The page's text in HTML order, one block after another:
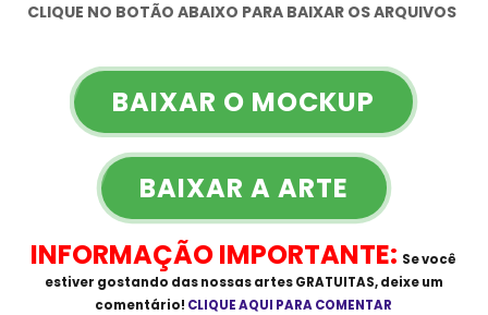
CLIQUE NO BOTÃO ABAIXO PARA BAIXAR OS ARQUIVOS
BAIXAR O MOCKUP
BAIXAR A ARTE
INFORMAÇÃO IMPORTANTE: Se você
estiver gostando das nossas artesGRATUITAS, deixe um
comentário! CLIQUE AQUI PARA COMENTAR